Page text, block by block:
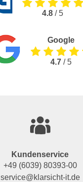
4.8 / 5
Google
4.7 / 5
Kundenservice
+49 (6039) 80393-00
service@klarsicht-it.de